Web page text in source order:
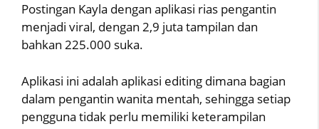
Postingan Kayla dengan aplikasi rias pengantin
menjadi viral, dengan 2,9 juta tampilan dan
bahkan 225.000 suka.
Aplikasi ini adalah aplikasi editing dimana bagian
dalam pengantin wanita mentah, sehingga setiap
pengguna tidak perlu memiliki keterampilan